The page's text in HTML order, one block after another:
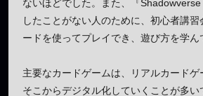
ないほどでした。また、『Shadowverse
したことがない人のために、初心者講習
ードを使ってプレイでき、遊び方を学ん
主要なカードゲームは、リアルカードゲ
そこからデジタル化していくことが多い